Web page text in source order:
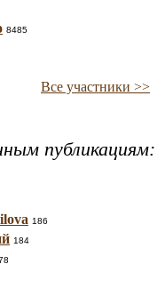
8485
Все участники >>
публикациям:
186
184